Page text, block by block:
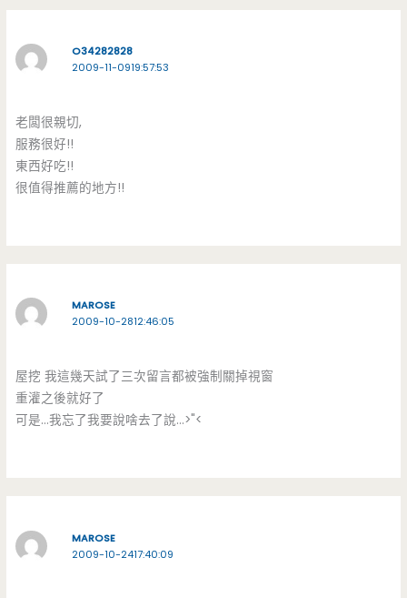
O34282828
2009-11-0919:57:53
老闆很親切,
服務很好!!
東西好吃!!
很值得推薦的地方!!
MAROSE
2009-10-2812:46:05
屋挖 我這幾天試了三次留言都被強制關掉視窗
重灌之後就好了
可是…我忘了我要說啥去了說…>"<
MAROSE
2009-10-2417:40:09